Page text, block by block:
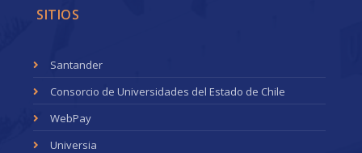
SITIOS
Santander
Consorcio de Universidades del Estado de Chile
WebPay
Universia